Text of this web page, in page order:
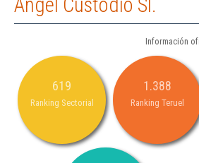
Angel Custodio Sl.
Información
619
Ranking Sectorial
1.388
Ranking Teruel